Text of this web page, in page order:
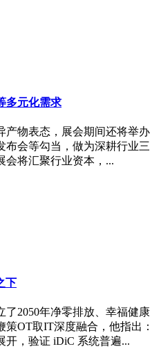
多元化需求
产物表态，展会期间还将举办
布会等勾当，做为深耕行业三
会将汇聚行业资本，...
下
了2050年净零排放、幸福健康
OT取IT深度融合，他指出：
开，验证 iDiC 系统普遍...